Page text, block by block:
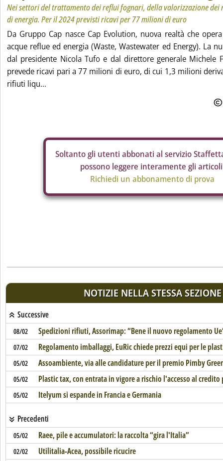
Nei settori del trattamento dei reflui fognari, della valorizzazione
di energia. Per il 2024 previsti ricavi per 77 milioni di euro
Da Gruppo Cap nasce Cap Evolution, nuova realtà che
acque reflue ed energia (Waste, Wastewater ed Energy). La
dal presidente Nicola Tufo e dal direttore generale Michele
prevede ricavi pari a 77 milioni di euro, di cui 1,3 milioni
rifiuti liqu...
Soltanto gli utenti abbonati al servizio
possono leggere interamente gli
Richiedi un abbonamento di prova
NOTIZIE NELLA STESSA SEZIONE
Successive
08/02 Spedizioni rifiuti, Assorimap: “Bene il nuovo regolamento
07/02 Regolamento imballaggi, EuRic chiede prezzi equi per le
05/02 Assoambiente, via alle candidature per il premio Pimby
05/02 Plastic tax, con entrata in vigore a rischio l'accesso al
05/02 Itelyum si espande in Francia e Germania
Precedenti
05/02 Raee, pile e accumulatori: la raccolta “gira l'Italia”
02/02 Utilitalia-Acea, possibile ricucire